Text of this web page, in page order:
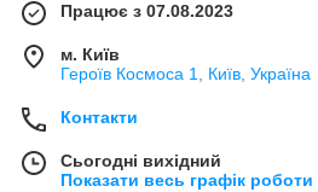
Працює з 07.08.2023
м. Київ
Героїв Космоса 1, Київ, Україна
Контакти
Сьогодні вихідний
Показати весь графік роботи